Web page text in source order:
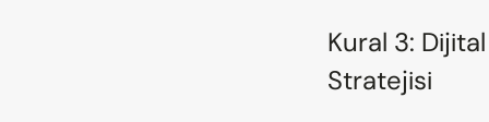
Kural 3:
Stratejisi